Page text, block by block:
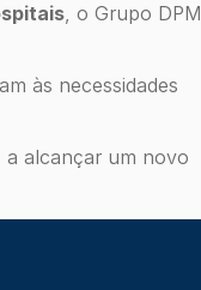
, o Grupo DPM
às necessidades
a alcançar um novo